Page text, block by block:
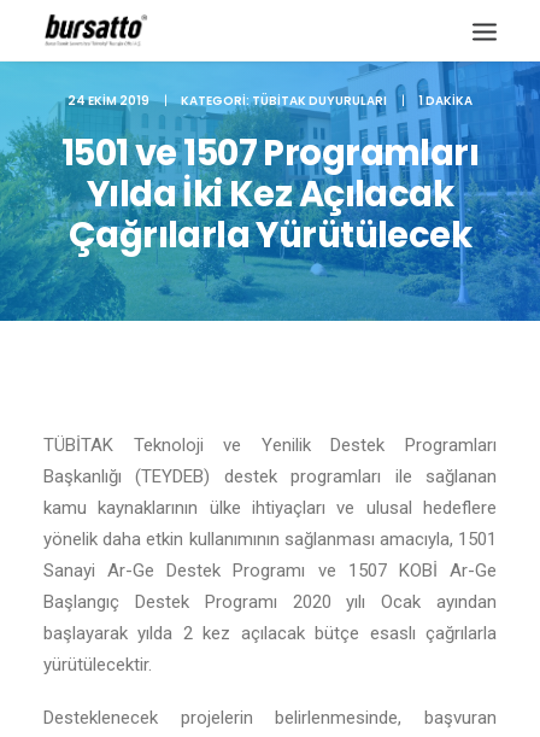
Site içi arama
24 EKIM 2019 | KATEGORI:TÜBITAK DUYURULARI | 1 DAKIKA
1501 ve 1507 Programları
Yılda İki Kez Açılacak
Çağrılarla Yürütülecek
TÜBİTAK Teknoloji ve Yenilik Destek Programları
Başkanlığı (TEYDEB) destek programları ile sağlanan
kamu kaynaklarının ülke ihtiyaçları ve ulusal hedeflere
yönelik daha etkin kullanımının sağlanması amacıyla, 1501
Sanayi Ar-Ge Destek Programı ve 1507 KOBİ Ar-Ge
Başlangıç Destek Programı 2020 yılı Ocak ayından
başlayarak yılda 2 kez açılacak bütçe esaslı çağrılarla
yürütülecektir.
Desteklenecek projelerin belirlenmesinde, başvuran